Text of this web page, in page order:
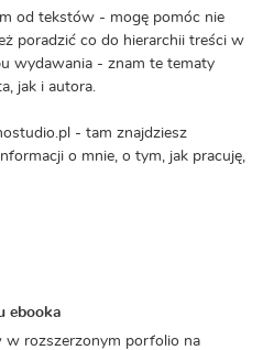
od tekstów - mogę pomóc nie
poradzić co do hierarchii treści w
wydawania - znam te tematy
jak i autora.
- tam znajdziesz
o mnie, o tym, jak pracuję,
ebooka
w rozszerzonym porfolio na